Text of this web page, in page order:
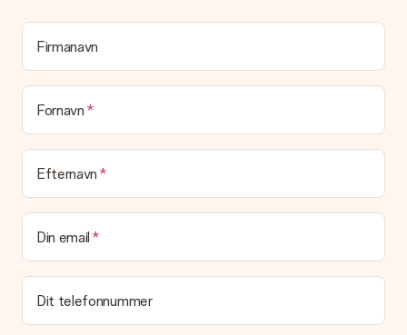
hvem du skal takke for denne dejlige overraskelse.
Er min gave indpakket?
I øjeblikket har vi (endnu) ikke en gaveindpakningstjeneste til
at pakke din gave. Vi leverer vores gaver i en festlig
emballage. Det betyder, at din gave er klar til at blive givet,
Leveringstid, leveringsmuligheder og
leveringsomkostninger
Kan jeg vælge en leveringsdato?
Det er ikke muligt at vælge en bestemt leveringsdato.
Hvad er leveringstiden, og hvornår modtager jeg min
gave?
Leveringstiden findes på gavens produktside. Du kan stole på,
at vores postfirma leverer din gave på denne dag.
Firmanavn
Fornavn
Efternavn
Din email
Dit telefonnummer